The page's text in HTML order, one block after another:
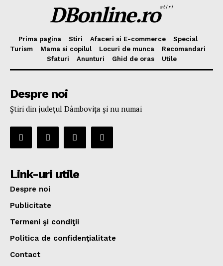
DBonline.rostiri
Prima pagina Stiri Afaceri si E-commerce
Special
Turism
Mama si copilul Locuri de munca
Recomandari
Sfaturi
Anunturi Ghid de oras Utile
Despre noi
Ştiri din judeţul Dâmboviţa şi nu numai
Link-uri utile
Despre noi
Publicitate
Termeni şi condiţii
Politica de confidenţialitate
Contact